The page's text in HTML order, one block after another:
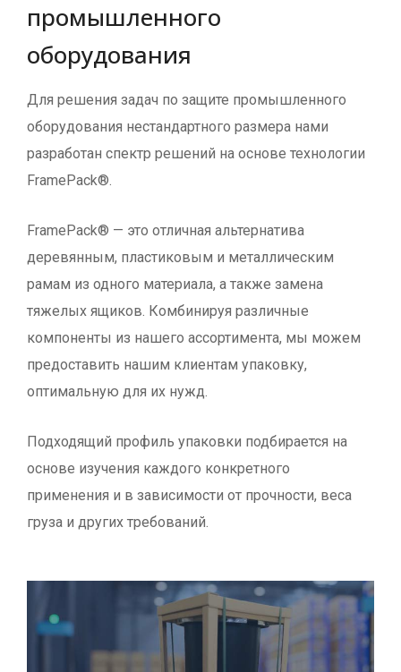
промышленного
оборудования
Для решения задач по защите промышленного
оборудования нестандартного размера нами
разработан спектр решений на основе технологии
FramePack®.
FramePack® — это отличная альтернатива
деревянным, пластиковым и металлическим
рамам из одного материала, а также замена
тяжелых ящиков. Комбинируя различные
компоненты из нашего ассортимента, мы можем
предоставить нашим клиентам упаковку,
оптимальную для их нужд.
Подходящий профиль упаковки подбирается на
основе изучения каждого конкретного
применения и в зависимости от прочности, веса
груза и других требований.